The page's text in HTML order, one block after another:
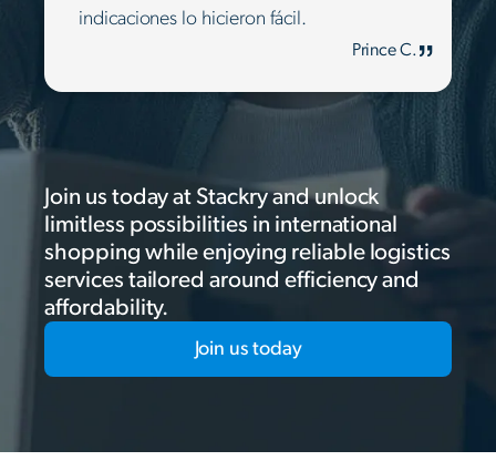
indicaciones lo hicieron fácil.
Prince C.
Join us today at Stackry and unlock
limitless possibilities in international
shopping while enjoying reliable logistics
services tailored around efficiency and
affordability.
Join us today